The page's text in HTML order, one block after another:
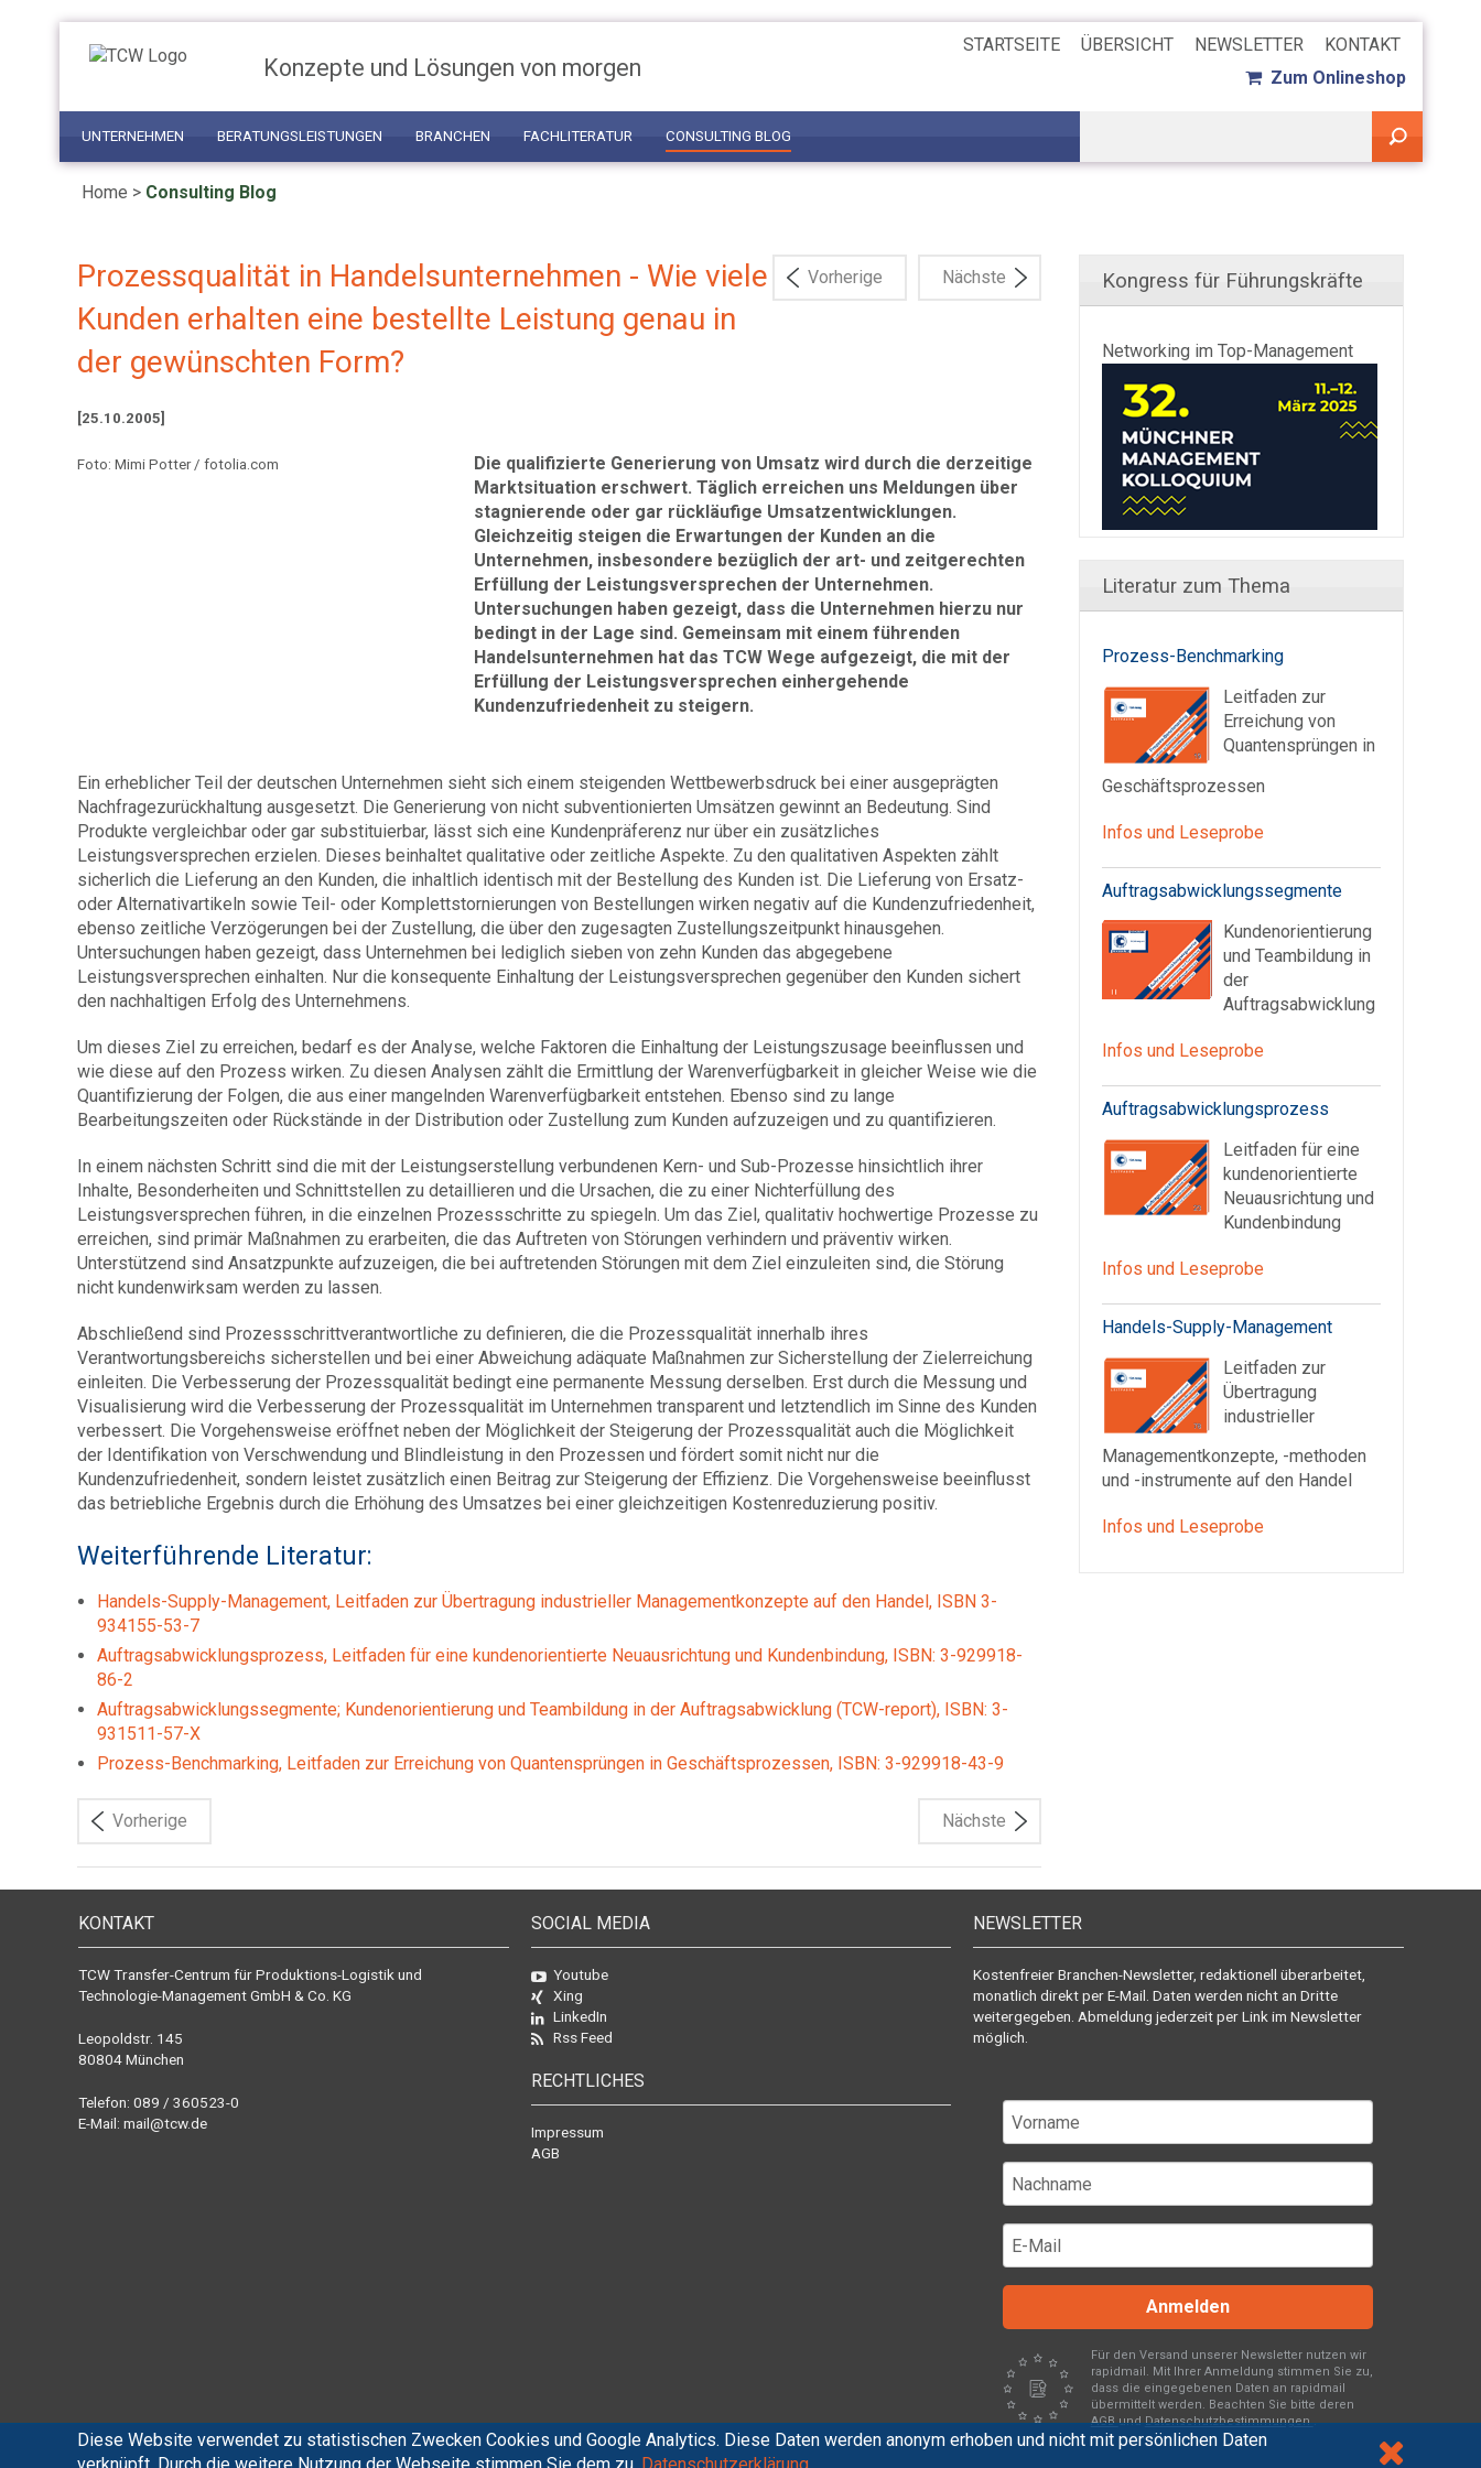
Diese Website verwendet zu statistischen Zwecken Cookies und Google Analytics. Diese Daten werden anonym erhoben und nicht mit persönlichen Daten
UNTERNEHMEN BERATUNGSLEISTUNGEN BRANCHEN FACHLITERATUR CONSULTING BLOG
Konzepte und Lösungen von morgen
STARTSEITE ÜBERSICHT NEWSLETTER
KONTAKT
Zum Onlineshop
Home > Consulting Blog
Vorherige Nächste
Prozessqualität in Handelsunternehmen - Wie viele
Kunden erhalten eine bestellte Leistung genau in
der gewünschten Form?
[25.10.2005]
Foto: Mimi Potter / fotolia.com
Die qualifizierte Generierung von Umsatz wird durch die derzeitige
Marktsituation erschwert. Täglich erreichen uns Meldungen über
stagnierende oder gar rückläufige Umsatzentwicklungen.
Gleichzeitig steigen die Erwartungen der Kunden an die
Unternehmen, insbesondere bezüglich der art- und zeitgerechten
Erfüllung der Leistungsversprechen der Unternehmen.
Untersuchungen haben gezeigt, dass die Unternehmen hierzu nur
bedingt in der Lage sind. Gemeinsam mit einem führenden
Handelsunternehmen hat das TCW Wege aufgezeigt, die mit der
Erfüllung der Leistungsversprechen einhergehende
Kundenzufriedenheit zu steigern.
Ein erheblicher Teil der deutschen Unternehmen sieht sich einem steigenden Wettbewerbsdruck bei einer ausgeprägten
Nachfragezurückhaltung ausgesetzt. Die Generierung von nicht subventionierten Umsätzen gewinnt an Bedeutung. Sind
Produkte vergleichbar oder gar substituierbar, lässt sich eine Kundenpräferenz nur über ein zusätzliches
Leistungsversprechen erzielen. Dieses beinhaltet qualitative oder zeitliche Aspekte. Zu den qualitativen Aspekten zählt
sicherlich die Lieferung an den Kunden, die inhaltlich identisch mit der Bestellung des Kunden ist. Die Lieferung von Ersatz-
oder Alternativartikeln sowie Teil- oder Komplettstornierungen von Bestellungen wirken negativ auf die Kundenzufriedenheit,
ebenso zeitliche Verzögerungen bei der Zustellung, die über den zugesagten Zustellungszeitpunkt hinausgehen.
Untersuchungen haben gezeigt, dass Unternehmen bei lediglich sieben von zehn Kunden das abgegebene
Leistungsversprechen einhalten. Nur die konsequente Einhaltung der Leistungsversprechen gegenüber den Kunden sichert
den nachhaltigen Erfolg des Unternehmens.
Um dieses Ziel zu erreichen, bedarf es der Analyse, welche Faktoren die Einhaltung der Leistungszusage beeinflussen und
wie diese auf den Prozess wirken. Zu diesen Analysen zählt die Ermittlung der Warenverfügbarkeit in gleicher Weise wie die
Quantifizierung der Folgen, die aus einer mangelnden Warenverfügbarkeit entstehen. Ebenso sind zu lange
Bearbeitungszeiten oder Rückstände in der Distribution oder Zustellung zum Kunden aufzuzeigen und zu quantifizieren.
In einem nächsten Schritt sind die mit der Leistungserstellung verbundenen Kern- und Sub-Prozesse hinsichtlich ihrer
Inhalte, Besonderheiten und Schnittstellen zu detaillieren und die Ursachen, die zu einer Nichterfüllung des
Leistungsversprechen führen, in die einzelnen Prozessschritte zu spiegeln. Um das Ziel, qualitativ hochwertige Prozesse zu
erreichen, sind primär Maßnahmen zu erarbeiten, die das Auftreten von Störungen verhindern und präventiv wirken.
Unterstützend sind Ansatzpunkte aufzuzeigen, die bei auftretenden Störungen mit dem Ziel einzuleiten sind, die Störung
nicht kundenwirksam werden zu lassen.
Abschließend sind Prozessschrittverantwortliche zu definieren, die die Prozessqualität innerhalb ihres
Verantwortungsbereichs sicherstellen und bei einer Abweichung adäquate Maßnahmen zur Sicherstellung der Zielerreichung
einleiten. Die Verbesserung der Prozessqualität bedingt eine permanente Messung derselben. Erst durch die Messung und
Visualisierung wird die Verbesserung der Prozessqualität im Unternehmen transparent und letztendlich im Sinne des Kunden
verbessert. Die Vorgehensweise eröffnet neben der Möglichkeit der Steigerung der Prozessqualität auch die Möglichkeit
der Identifikation von Verschwendung und Blindleistung in den Prozessen und fördert somit nicht nur die
Kundenzufriedenheit, sondern leistet zusätzlich einen Beitrag zur Steigerung der Effizienz. Die Vorgehensweise beeinflusst
das betriebliche Ergebnis durch die Erhöhung des Umsatzes bei einer gleichzeitigen Kostenreduzierung positiv.
Weiterführende Literatur:
Handels-Supply-Management, Leitfaden zur Übertragung industrieller Managementkonzepte auf den Handel, ISBN 3-
934155-53-7
Auftragsabwicklungsprozess, Leitfaden für eine kundenorientierte Neuausrichtung und Kundenbindung, ISBN: 3-929918-
86-2
Auftragsabwicklungssegmente; Kundenorientierung und Teambildung in der Auftragsabwicklung (TCW-report), ISBN: 3-
931511-57-X
Prozess-Benchmarking, Leitfaden zur Erreichung von Quantensprüngen in Geschäftsprozessen, ISBN: 3-929918-43-9
Vorherige Nächste
Kongress für Führungskräfte
Networking im Top-Management
Literatur zum Thema
Prozess-Benchmarking
Leitfaden zur
Erreichung von
Quantensprüngen in
Geschäftsprozessen
Infos und Leseprobe
Auftragsabwicklungssegmente
Kundenorientierung
und Teambildung in
der
Auftragsabwicklung
Infos und Leseprobe
Auftragsabwicklungsprozess
Leitfaden für eine
kundenorientierte
Neuausrichtung und
Kundenbindung
Infos und Leseprobe
Handels-Supply-Management
Leitfaden zur
Übertragung
industrieller
Managementkonzepte, -methoden
und -instrumente auf den Handel
Infos und Leseprobe
KONTAKT
TCW Transfer-Centrum für Produktions-Logistik und
Technologie-Management GmbH & Co. KG
Leopoldstr. 145
80804 München
Telefon: 089 / 360523-0
E-Mail: mail@tcw.de
SOCIAL MEDIA
Youtube
Xing
LinkedIn
Rss Feed
RECHTLICHES
Impressum
AGB
NEWSLETTER
Kostenfreier Branchen-Newsletter, redaktionell überarbeitet,
monatlich direkt per E-Mail. Daten werden nicht an Dritte
weitergegeben. Abmeldung jederzeit per Link im Newsletter
möglich.
Anmelden
Für den Versand unserer Newsletter nutzen wir
rapidmail. Mit Ihrer Anmeldung stimmen Sie zu,
dass die eingegebenen Daten an rapidmail
übermittelt werden. Beachten Sie bitte deren
AGBundDatenschutzbestimmungen.